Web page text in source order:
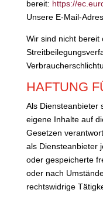
bereit: https://
Unsere E-Mail-
Wir sind nicht bereit
HAFTUNG
Als Diensteanbieter
eigene Inhalte auf
Gesetzen
als Diensteanbieter
oder gespeicherte
oder nach
rechtswidrige